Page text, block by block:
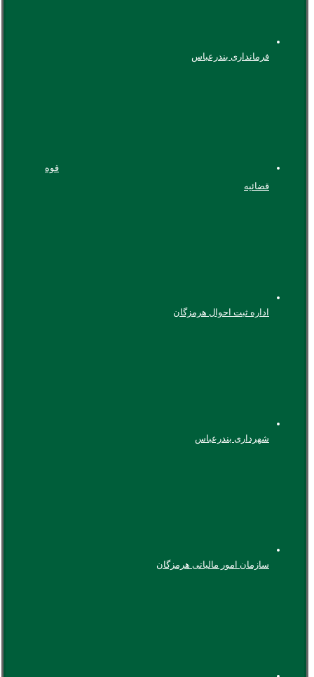
فرمانداری بندرعباس
قوه
قضائیه
اداره ثبت احوال هرمزگان
شهرداری بندرعباس
سازمان امور مالیاتی هرمزگان